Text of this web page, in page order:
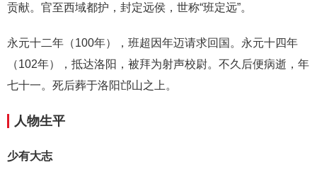
贡献。官至西域都护，封定远侯，世称“班定远”。
永元十二年（100年），班超因年迈请求回国。永元十四年
（102年），抵达洛阳，被拜为射声校尉。不久后便病逝，年
七十一。死后葬于洛阳邙山之上。
人物生平
少有大志